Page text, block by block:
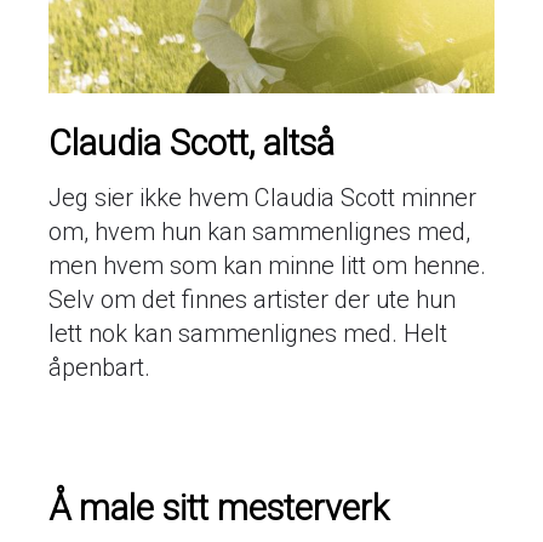
Claudia Scott, altså
Jeg sier ikke hvem Claudia Scott minner
om, hvem hun kan sammenlignes med,
men hvem som kan minne litt om henne.
Selv om det finnes artister der ute hun
lett nok kan sammenlignes med. Helt
åpenbart.
Å male sitt mesterverk